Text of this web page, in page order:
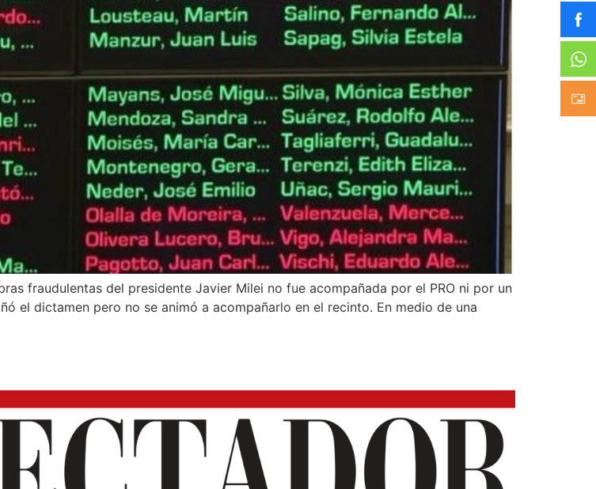
fraudulentas del presidente Javier Milei no fue acompañada por el PRO ni por un
el dictamen pero no se animó a acompañarlo en el recinto. En medio de una